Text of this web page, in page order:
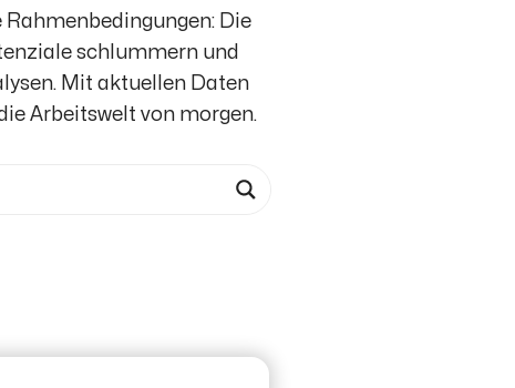
Die
schlummern und
Mit aktuellen Daten
Arbeitswelt von morgen.